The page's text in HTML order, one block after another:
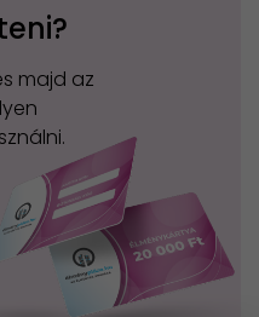
majd az